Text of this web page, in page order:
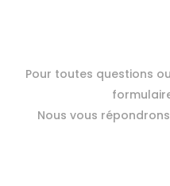
Pour toutes questions
Nous vous